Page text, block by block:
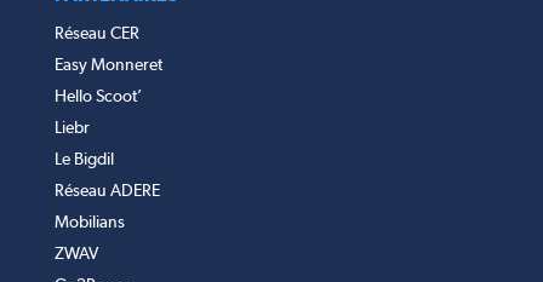
Réseau CER
Easy Monneret
Hello Scoot’
Liebr
Le Bigdil
Réseau ADERE
Mobilians
ZWAV